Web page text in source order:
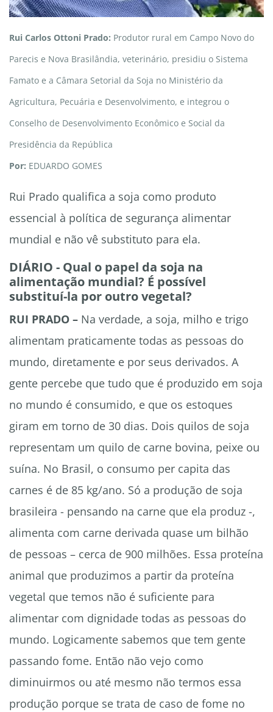
Rui Carlos Ottoni Prado: Produtor rural em Campo Novo do
Parecis e Nova Brasilândia, veterinário, presidiu o Sistema
Famato e a Câmara Setorial da Soja no Ministério da
Agricultura, Pecuária e Desenvolvimento, e integrou o
Conselho de Desenvolvimento Econômico e Social da
Presidência da República
Por: EDUARDO GOMES
Rui Prado qualifica a soja como produto
essencial à política de segurança alimentar
mundial e não vê substituto para ela.
DIÁRIO - Qual o papel da soja na
alimentação mundial? É possível
substituí-la por outro vegetal?
RUI PRADO – Na verdade, a soja, milho e trigo
alimentam praticamente todas as pessoas do
mundo, diretamente e por seus derivados. A
gente percebe que tudo que é produzido em soja
no mundo é consumido, e que os estoques
giram em torno de 30 dias. Dois quilos de soja
representam um quilo de carne bovina, peixe ou
suína. No Brasil, o consumo per capita das
carnes é de 85 kg/ano. Só a produção de soja
brasileira - pensando na carne que ela produz -,
alimenta com carne derivada quase um bilhão
de pessoas – cerca de 900 milhões. Essa proteína
animal que produzimos a partir da proteína
vegetal que temos não é suficiente para
alimentar com dignidade todas as pessoas do
mundo. Logicamente sabemos que tem gente
passando fome. Então não vejo como
diminuirmos ou até mesmo não termos essa
produção porque se trata de caso de fome no